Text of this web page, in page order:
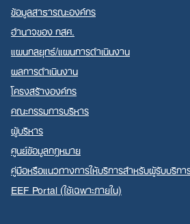
ข้อมูลสาธารณะองค์กร
อำนาจของ กสศ.
แผนกลยุทธ์/แผนการดำเนินงาน
ผลการดำเนินงาน
โครงสร้างองค์กร
คณะกรรมการบริหาร
ผู้บริหาร
ศูนย์ข้อมูลกฎหมาย
คู่มือหรือแนวทางการให้บริการสำหรับผู้รับบริก
EEF Portal (ใช้เฉพาะภายใน)